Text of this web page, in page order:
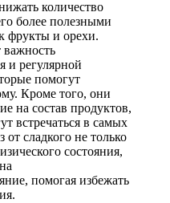
количество
более полезными
фрукты и орехи.
и регулярной
помогут
Кроме того, они
на состав продуктов,
встречаться в самых
сладкого не только
состояния,
помогая избежать